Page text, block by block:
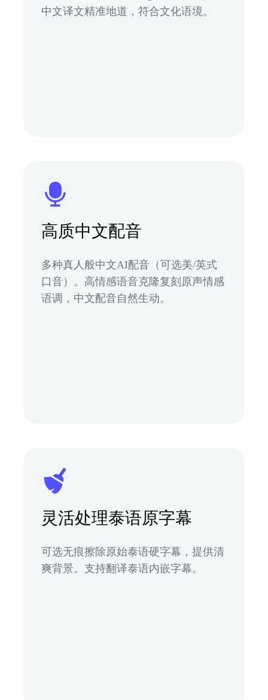
中文译文精准地道，符合文化语境。
高质中文配音
多种真人般中文AI配音（可选美/英式
口音）。高情感语音克隆复刻原声情感
语调，中文配音自然生动。
灵活处理泰语原字幕
可选无痕擦除原始泰语硬字幕，提供清
爽背景。支持翻译泰语内嵌字幕。